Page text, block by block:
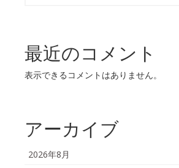
最近のコメント
表示できるコメントはありません。
アーカイブ
2026年8月